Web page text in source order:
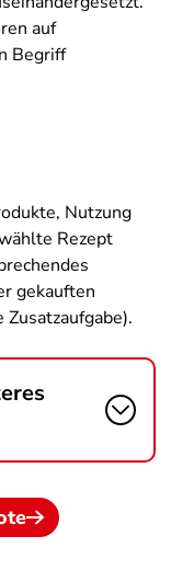
auf
Begriff
Nutzung
Rezept
gekauften